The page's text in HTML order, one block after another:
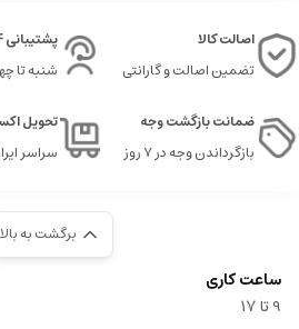
اصالت کالا
تضمین اصالت و گارانتی
پشتیبانی 24 ساعته
شنبه تا
ضمانت بازگشت وجه
بازگرداندن وجه در ۷ روز
تحویل
سراسر
برگشت به بالا
ساعت کاری
9‌ تا ۱۷